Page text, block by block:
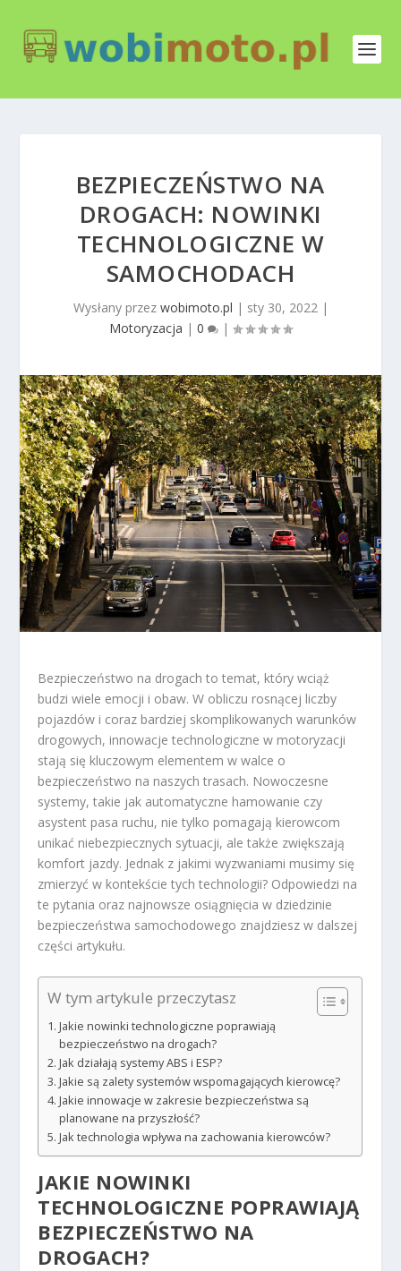
BEZPIECZEŃSTWO NA
DROGACH: NOWINKI
TECHNOLOGICZNE W
SAMOCHODACH
Wysłany przez wobimoto.pl | sty 30, 2022|
Motoryzacja | 0 |
Bezpieczeństwo na drogach to temat, który wciąż
budzi wiele emocji i obaw. W obliczu rosnącej liczby
pojazdów i coraz bardziej skomplikowanych warunków
drogowych, innowacje technologiczne w motoryzacji
stają się kluczowym elementem w walce o
bezpieczeństwo na naszych trasach. Nowoczesne
systemy, takie jak automatyczne hamowanie czy
asystent pasa ruchu, nie tylko pomagają kierowcom
unikać niebezpiecznych sytuacji, ale także zwiększają
komfort jazdy. Jednak z jakimi wyzwaniami musimy się
zmierzyć w kontekście tych technologii? Odpowiedzi na
te pytania oraz najnowsze osiągnięcia w dziedzinie
bezpieczeństwa samochodowego znajdziesz w dalszej
części artykułu.
W tym artykule przeczytasz
Jakie nowinki technologiczne poprawiają
bezpieczeństwo na drogach?
Jak działają systemy ABS i ESP?
Jakie są zalety systemów wspomagających kierowcę?
Jakie innowacje w zakresie bezpieczeństwa są
planowane na przyszłość?
Jak technologia wpływa na zachowania kierowców?
JAKIE NOWINKI
TECHNOLOGICZNE POPRAWIAJĄ
BEZPIECZEŃSTWO NA
DROGACH?